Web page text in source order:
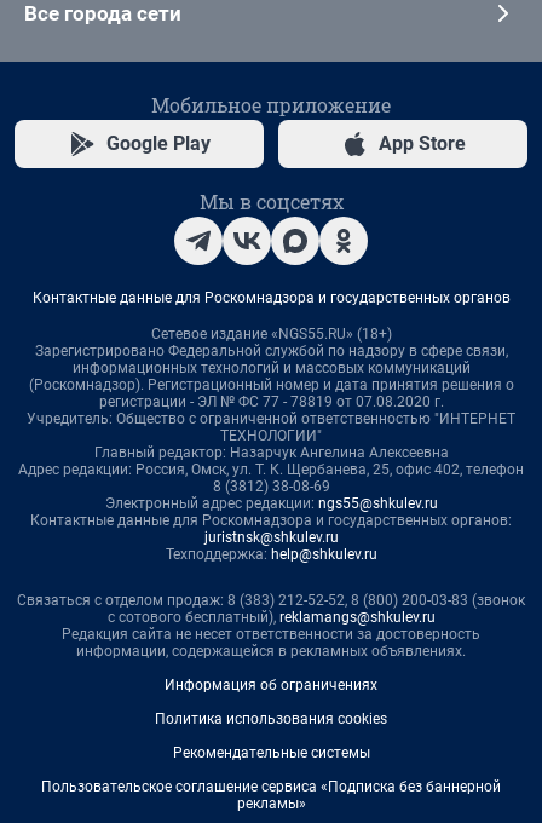
Все города сети
Мобильное приложение
Google Play App Store
Мы в соцсетях
Контактные данные для Роскомнадзора и государственных органов
Сетевое издание «NGS55.RU» (18+)
Зарегистрировано Федеральной службой по надзору в сфере связи,
информационных технологий и массовых коммуникаций
(Роскомнадзор). Регистрационный номер и дата принятия решения о
регистрации - ЭЛ № ФС 77 - 78819 от 07.08.2020 г.
Учредитель: Общество с ограниченной ответственностью "ИНТЕРНЕТ
ТЕХНОЛОГИИ"
Главный редактор: Назарчук Ангелина Алексеевна
Адрес редакции: Россия, Омск, ул. Т. К. Щербанева, 25, офис 402, телефон
8 (3812) 38-08-69
Электронный адрес редакции: ngs55@shkulev.ru
Контактные данные для Роскомнадзора и государственных органов:
juristnsk@shkulev.ru
Техподдержка: help@shkulev.ru
Связаться с отделом продаж: 8 (383) 212-52-52, 8 (800) 200-03-83 (звонок
с сотового бесплатный), reklamangs@shkulev.ru
Редакция сайта не несет ответственности за достоверность
информации, содержащейся в рекламных объявлениях.
Информация об ограничениях
Политика использования cookies
Рекомендательные системы
Пользовательское соглашение сервиса «Подписка без баннерной
рекламы»